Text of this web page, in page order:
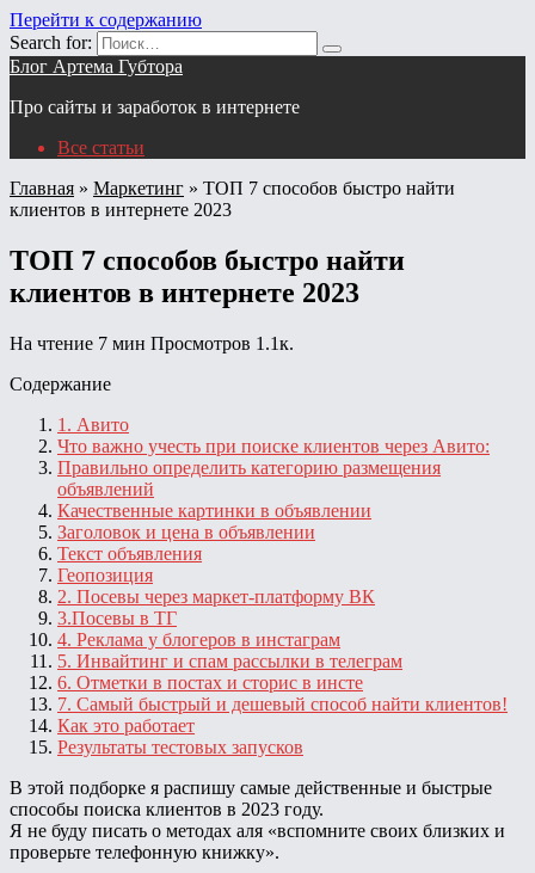
Перейти к содержанию
Search for:
Блог Артема Губтора
Про сайты и заработок в интернете
Все статьи
Главная » Маркетинг » ТОП 7 способов быстро найти
клиентов в интернете 2023
ТОП 7 способов быстро найти
клиентов в интернете 2023
На чтение 7 мин Просмотров 1.1к.
Содержание
1. Авито
Что важно учесть при поиске клиентов через Авито:
Правильно определить категорию размещения
объявлений
Качественные картинки в объявлении
Заголовок и цена в объявлении
Текст объявления
Геопозиция
2. Посевы через маркет-платформу ВК
3.Посевы в ТГ
4. Реклама у блогеров в инстаграм
5. Инвайтинг и спам рассылки в телеграм
6. Отметки в постах и сторис в инсте
7. Самый быстрый и дешевый способ найти клиентов!
Как это работает
Результаты тестовых запусков
В этой подборке я распишу самые действенные и быстрые
способы поиска клиентов в 2023 году.
Я не буду писать о методах аля «вспомните своих близких и
проверьте телефонную книжку».